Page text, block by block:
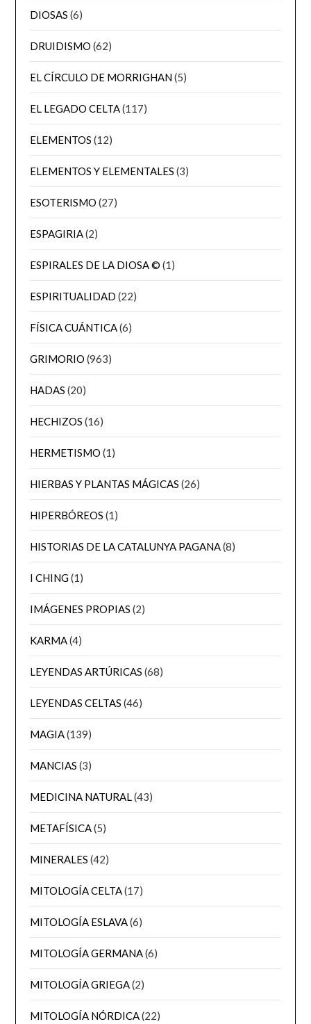
DIOSAS (6)
DRUIDISMO (62)
EL CÍRCULO DE MORRIGHAN(5)
EL LEGADO CELTA(117)
ELEMENTOS (12)
ELEMENTOS Y ELEMENTALES (3)
ESOTERISMO (27)
ESPAGIRIA(2)
ESPIRALES DE LA DIOSA © (1)
ESPIRITUALIDAD (22)
FÍSICA CUÁNTICA(6)
GRIMORIO (963)
HADAS (20)
HECHIZOS (16)
HERMETISMO (1)
HIERBAS Y PLANTAS MÁGICAS (26)
HIPERBÓREOS (1)
HISTORIAS DE LA CATALUNYA PAGANA(8)
I CHING(1)
IMÁGENES PROPIAS (2)
KARMA(4)
LEYENDAS ARTÚRICAS (68)
LEYENDAS CELTAS (46)
MAGIA(139)
MANCIAS (3)
MEDICINA NATURAL(43)
METAFÍSICA(5)
MINERALES (42)
MITOLOGÍA CELTA(17)
MITOLOGÍA ESLAVA(6)
MITOLOGÍA GERMANA(6)
MITOLOGÍA GRIEGA(2)
MITOLOGÍA NÓRDICA(22)